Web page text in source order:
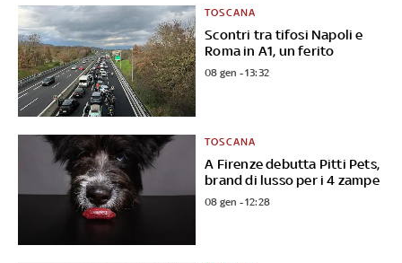
Scontri tra tifosi Napoli e
Roma in A1, un ferito
TOSCANA
08 gen - 13:32
A Firenze debutta Pitti Pets,
brand di lusso per i 4 zampe
TOSCANA
08 gen - 12:28